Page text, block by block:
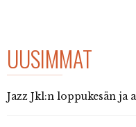
UUSIMMAT
Jazz Jkl:n loppukesän ja